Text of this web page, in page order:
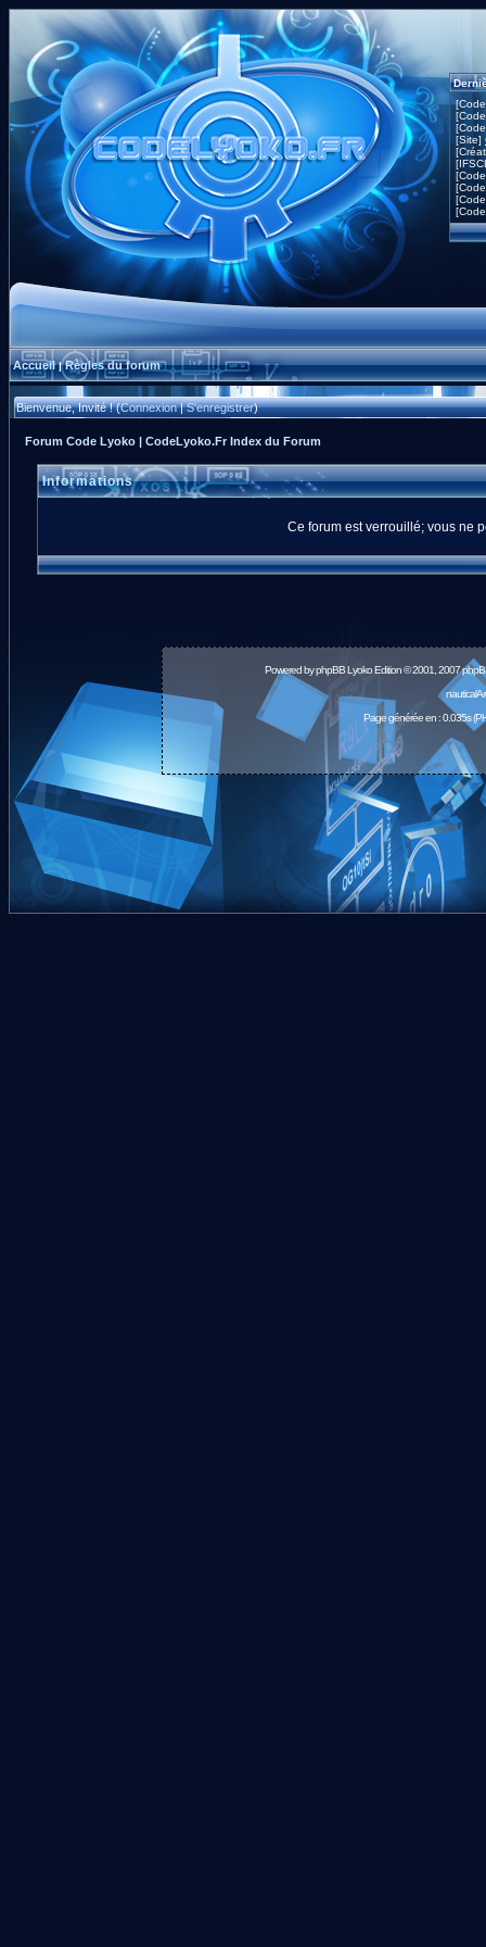
[Site]
Accueil|Règles du forum
Bienvenue, Invité ! (Connexion|S'enregistrer)
Forum Code Lyoko | CodeLyoko.Fr Index du Forum
Informations
Ce forum est verrouillé; vous ne
Powered byphpBBLyoko Edition © 2001, 2007
Page générée en : 0.035s